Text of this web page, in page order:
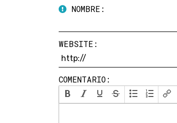
NOMBRE:
WEBSITE:
COMENTARIO: